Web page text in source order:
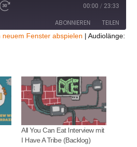
00:00 / 23:33
ABONNIEREN TEILEN
neuem Fenster abspielen |Audiolänge:
All You Can Eat Interview mit
I Have A Tribe (Backlog)